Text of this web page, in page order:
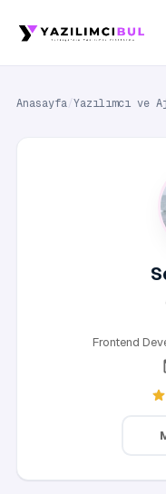
Anasayfa/Yazılımcı ve
Frontend